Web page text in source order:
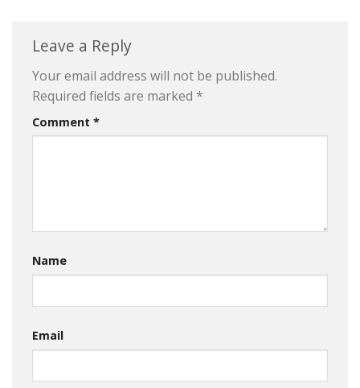
Leave a Reply
Your email address will not be published.
Required fields are marked *
Comment *
Name
Email